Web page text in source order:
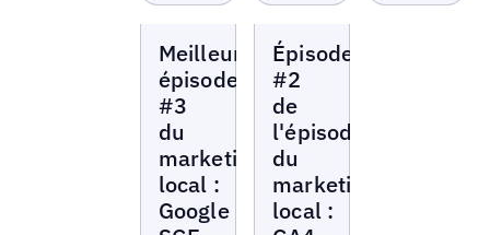
Marketing
Beat
Meilleur
épisode
#3
du
marketing
local :
Google
Marketing
Beat
Épisode
#2
de
l'épisode
du
marketing
local :